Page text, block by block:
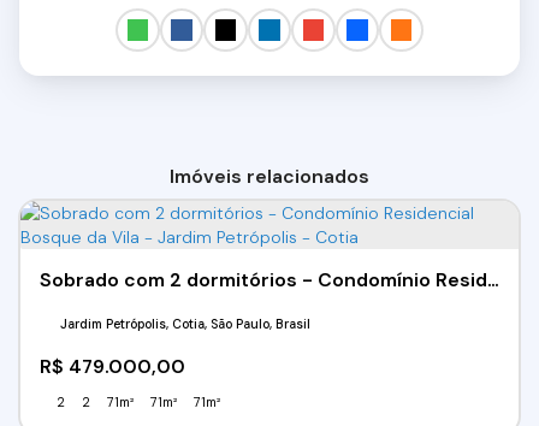
Imóveis relacionados
Sobrado com 2 dormitórios - Condomínio Residencial Bosque da Vila - Jardim Petrópolis - Cotia
R$ 479.000,00
Jardim Petrópolis, Cotia, São Paulo, Brasil
2 2 71m² 71m² 71m²